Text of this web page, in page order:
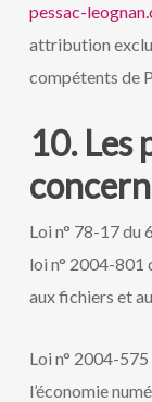
pessac-
attribution
compétents de
10. Les
Loi n° 78-17 du
loi n° 2004-801
aux fichiers et
Loi n° 2004-
l’économie